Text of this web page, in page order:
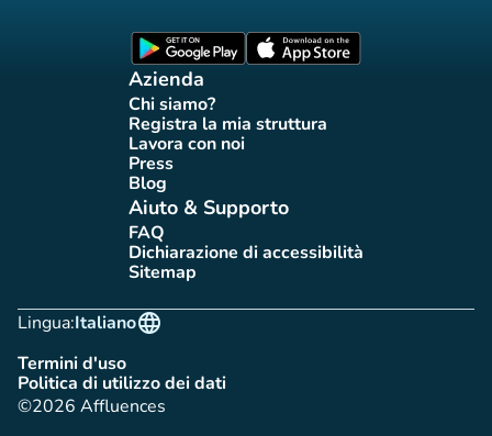
(nuova scheda)
Azienda
Chi siamo?(nuova scheda)
Registra la mia struttura
(nuova scheda)
Lavora con noi
(nuova scheda)
Press(nuova scheda)
Blog(nuova scheda)
Aiuto & Supporto
FAQ(nuova scheda)
Dichiarazione di accessibilità
(nuova scheda)
Sitemap(nuova scheda)
Lingua:
language
Italiano
Termini d'uso(nuova scheda)
Politica di utilizzo dei dati
(nuova scheda)
©2026 Affluences